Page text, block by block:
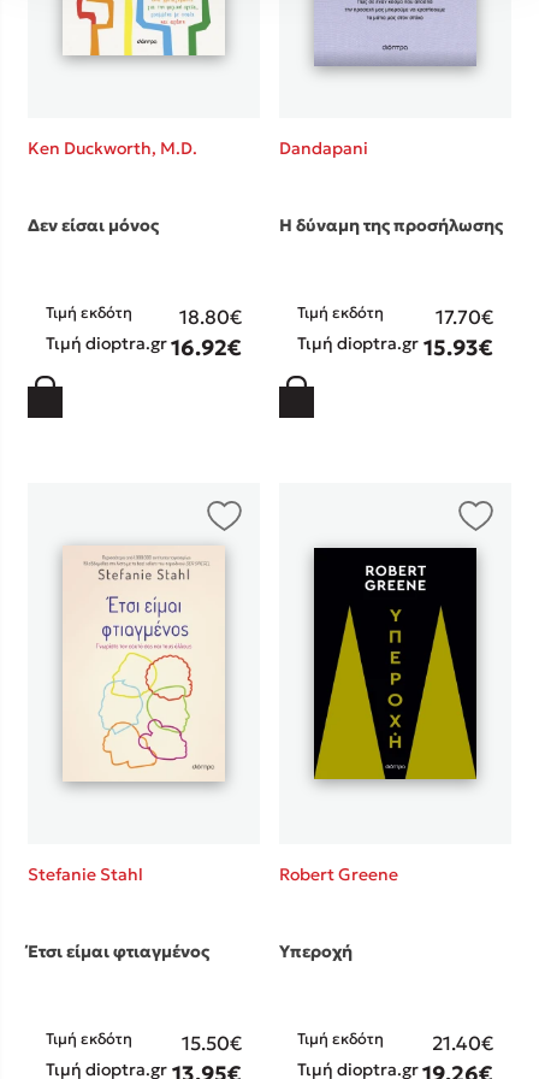
Ken Duckworth, M.D.
Δεν είσαι μόνος
Τιμή εκδότη 18.80€
Τιμή dioptra.gr16.92€
Dandapani
Η δύναμη της προσήλωσης
Τιμή εκδότη 17.70€
Τιμή dioptra.gr 15.93€
Stefanie Stahl
Έτσι είμαι φτιαγμένος
Τιμή εκδότη 15.50€
Τιμή dioptra.gr
Robert Greene
Υπεροχή
Τιμή εκδότη 21.40€
Τιμή dioptra.gr